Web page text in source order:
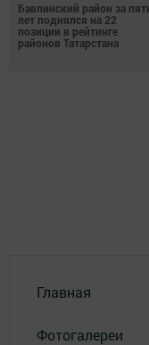
Бавлинский район за
лет поднялся на 22
позиции в рейтинге
районов Татарстана
Главная
Фотогалереи